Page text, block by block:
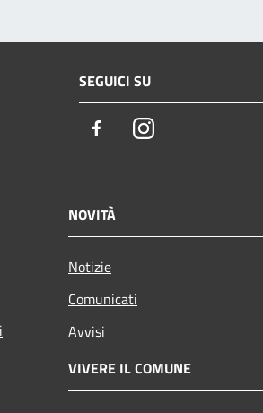
SEGUICI SU
FacebookInstagram
NOVITÀ
Notizie
Comunicati
Avvisi
VIVERE IL COMUNE